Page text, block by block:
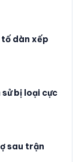
tố dàn xếp
sử bị loại cực
sau trận